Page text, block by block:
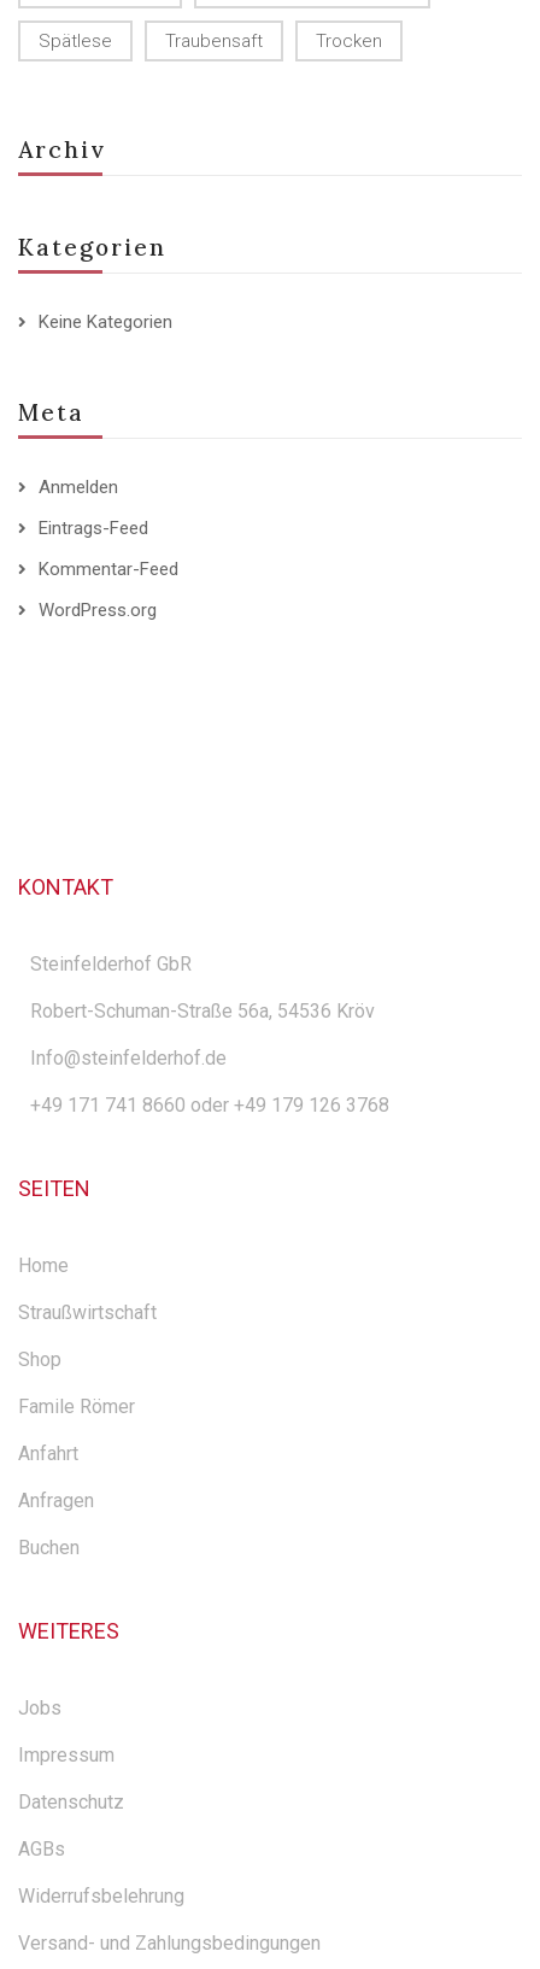
Spätlese Traubensaft Trocken
Archiv
Kategorien
Keine Kategorien
Meta
Anmelden
Eintrags-Feed
Kommentar-Feed
WordPress.org
KONTAKT
Steinfelderhof GbR
Robert-Schuman-Straße 56a, 54536 Kröv
Info@steinfelderhof.de
+49 171 741 8660 oder +49 179 126 3768
SEITEN
Home
Straußwirtschaft
Shop
Famile Römer
Anfahrt
Anfragen
Buchen
WEITERES
Jobs
Impressum
Datenschutz
AGBs
Widerrufsbelehrung
Versand- und Zahlungsbedingungen